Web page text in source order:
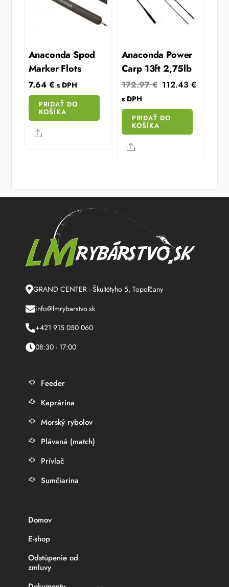
Anaconda Spod
Marker Flots
7.64 € s DPH
PRIDAŤ DO
KOŠÍKA
Share
Anaconda Power
Carp 13ft 2,75lb
172.97€ Original
was:
112.43€
s DPH
PRIDAŤ DO
KOŠÍKA
Share
GRAND CENTER - Škultétyho 5, Topoľčany
info@lmrybarstvo.sk
+421 915 050 060
08:30 - 17:00
Feeder
Kaprárina
Morský rybolov
Plávaná (match)
Prívlač
Sumčiarina
Domov
E-shop
Odstúpenie od
zmluvy